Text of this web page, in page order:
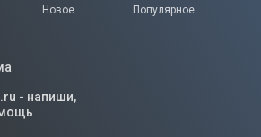
Новое Популярное
- напиши,